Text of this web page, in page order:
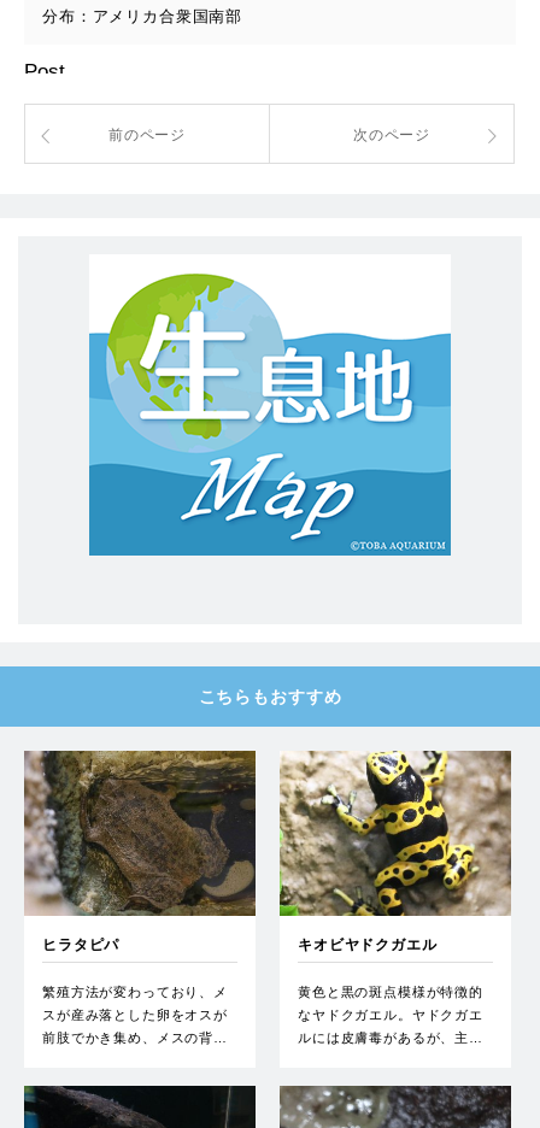
分布：アメリカ合衆国南部
Post
前のページ 次のページ
こちらもおすすめ
ヒラタピパ
繁殖方法が変わっており、メ
スが産み落とした卵をオスが
前肢でかき集め、メスの背…
キオビヤドクガエル
黄色と黒の斑点模様が特徴的
なヤドクガエル。ヤドクガエ
ルには皮膚毒があるが、主…